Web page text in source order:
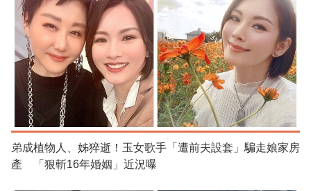
弟成植物人、姊猝逝！玉女歌手「遭前夫設套」騙走娘家房
產 「狠斬16年婚姻」近況曝